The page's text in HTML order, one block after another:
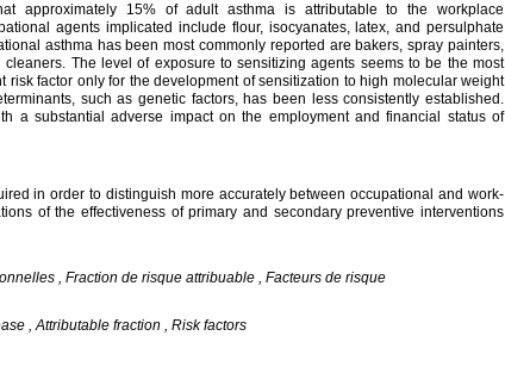
approximately 15% of adult asthma is attributable to the workplace
agents implicated include flour, isocyanates, latex, and persulphate
asthma has been most commonly reported are bakers, spray painters,
The level of exposure to sensitizing agents seems to be the most
risk factor only for the development of sensitization to high molecular weight
such as genetic factors, has been less consistently established.
a substantial adverse impact on the employment and financial status of
in order to distinguish more accurately between occupational and work-
of the effectiveness of primary and secondary preventive interventions
, Fraction de risque attribuable , Facteurs de risque
, Attributable fraction , Risk factors